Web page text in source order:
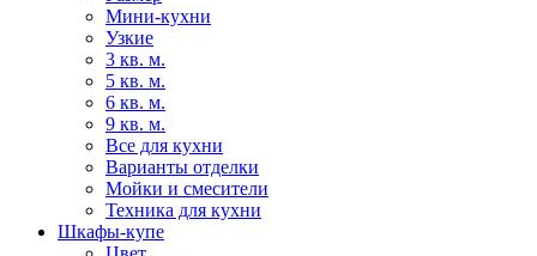
Мини-кухни
Узкие
3 кв. м.
5 кв. м.
6 кв. м.
9 кв. м.
Все для кухни
Варианты отделки
Мойки и смесители
Техника для кухни
Шкафы-купе